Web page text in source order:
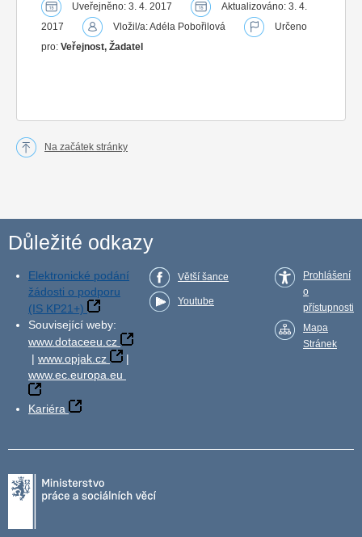
Uveřejněno: 3. 4. 2017
Aktualizováno: 3. 4.
2017
Vložil/a: Adéla Pobořilová
Určeno
pro: Veřejnost, Žadatel
Na začátek stránky
Důležité odkazy
Elektronické podání
žádosti o podporu
(IS KP21+)
Související weby:
www.dotaceeu.cz
| www.opjak.cz
|
www.ec.europa.eu
Kariéra
Větší šance
Youtube
Prohlášení
o
přístupnosti
Mapa
Stránek